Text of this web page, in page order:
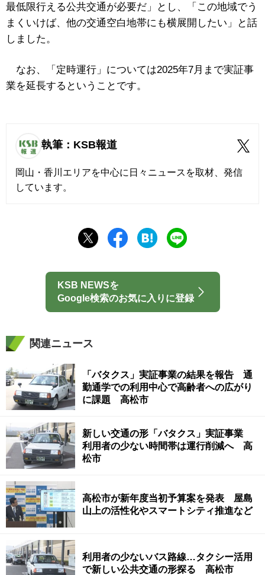
最低限行える公共交通が必要だ」とし、「この地域でう
まくいけば、他の交通空白地帯にも横展開したい」と話
しました。
なお、「定時運行」については2025年7月まで実証事
業を延長するということです。
執筆：KSB報道
岡山・香川エリアを中心に日々ニュースを取材、発信
しています。
KSB NEWSを
Google検索のお気に入りに登録
関連ニュース
「バタクス」実証事業の結果を報告 通
勤通学での利用中心で高齢者への広がり
に課題 高松市
新しい交通の形「バタクス」実証事業
利用者の少ない時間帯は運行削減へ 高
松市
高松市が新年度当初予算案を発表 屋島
山上の活性化やスマートシティ推進など
利用者の少ないバス路線…タクシー活用
で新しい公共交通の形探る 高松市